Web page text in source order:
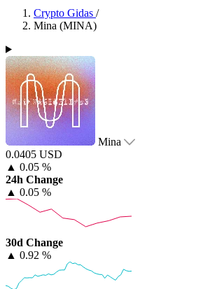
Crypto Gidas /
Mina (MINA)
Mina
0.0405 USD
▲ 0.05 %
24h Change
▲ 0.05 %
30d Change
▲ 0.92 %